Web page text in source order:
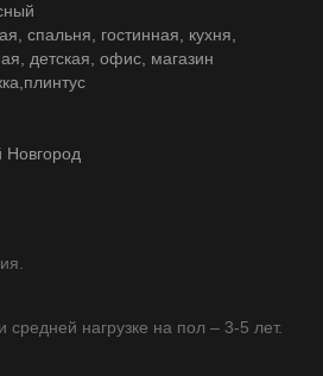
спальня, гостинная, кухня,
детская, офис, магазин
Новгород
нагрузке на пол – 3-5 лет.